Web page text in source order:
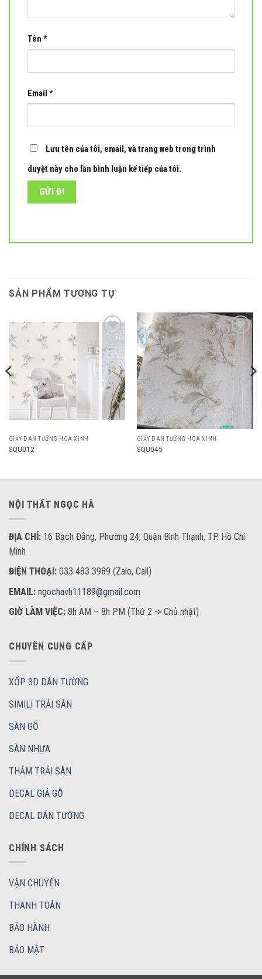
Tên *
Email *
Lưu tên của tôi, email, và trang web trong trình
duyệt này cho lần bình luận kế tiếp của tôi.
SẢN PHẨM TƯƠNG TỰ
Add to
wishlist
GIẤY DÁN TƯỜNG HOA XINH
SQU012
Add to
wishlist
GIẤY DÁN TƯỜNG HOA XINH
SQU045
NỘI THẤT NGỌC HÀ
ĐỊA CHỈ: 16 Bạch Đằng, Phường 24, Quận Bình Thạnh, TP. Hồ Chí
Minh
ĐIỆN THOẠI: 033 483 3989 (Zalo, Call)
EMAIL: ngochavh11189@gmail.com
GIỜ LÀM VIỆC: 8h AM – 8h PM (Thứ 2 -> Chủ nhật)
CHUYÊN CUNG CẤP
XỐP 3D DÁN TƯỜNG
SIMILI TRẢI SÀN
SÀN GỖ
SÀN NHỰA
THẢM TRẢI SÀN
DECAL GIẢ GỖ
DECAL DÁN TƯỜNG
CHÍNH SÁCH
VẬN CHUYỂN
THANH TOÁN
BẢO HÀNH
BẢO MẬT